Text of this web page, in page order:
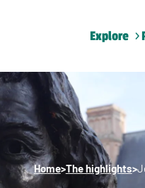
Explore
Home>The highlights>